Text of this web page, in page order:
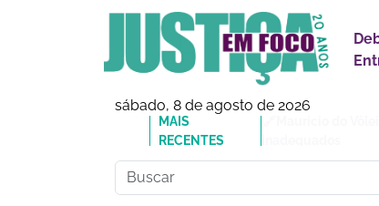
sábado, 8 de agosto de 2026
MAIS
RECENTES